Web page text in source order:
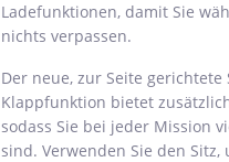
Ladefunktionen, damit Sie
nichts verpassen.
Der neue, zur Seite
Klappfunktion bietet
sodass Sie bei jeder Mission
sind. Verwenden Sie den Sitz,